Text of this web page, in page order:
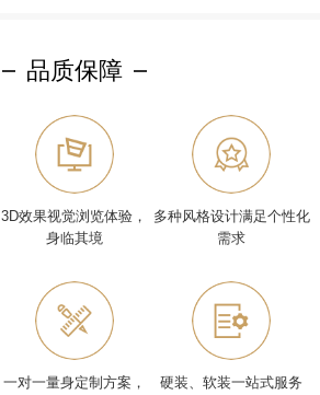
品质保障
3D效果视觉浏览体验，
身临其境
多种风格设计满足个性化
需求
一对一量身定制方案，
硬装、软装一站式服务